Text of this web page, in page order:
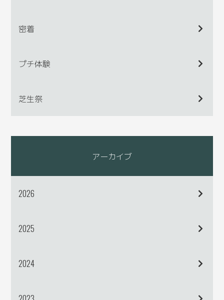
密着
プチ体験
芝生祭
アーカイブ
2026
2025
2024